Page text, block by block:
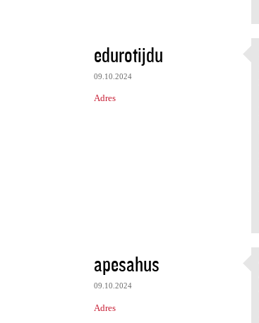
edurotijdu
09.10.2024
Adres
apesahus
09.10.2024
Adres